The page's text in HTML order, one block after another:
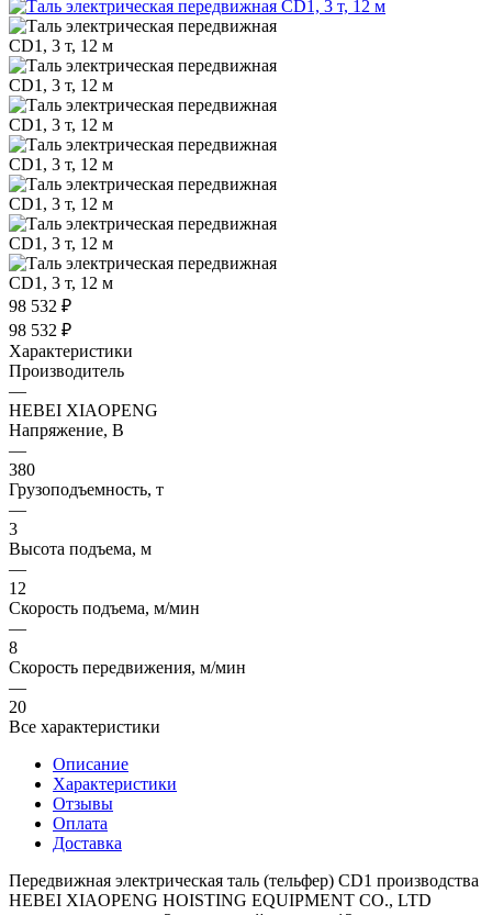
98 532 ₽
98 532 ₽
Характеристики
Производитель
—
HEBEI XIAOPENG
Напряжение, В
—
380
Грузоподъемность, т
—
3
Высота подъема, м
—
12
Скорость подъема, м/мин
—
8
Скорость передвижения, м/мин
—
20
Все характеристики
Описание
Характеристики
Отзывы
Оплата
Доставка
Передвижная электрическая таль (тельфер) CD1 производства
HEBEI XIAOPENG HOISTING EQUIPMENT CO., LTD